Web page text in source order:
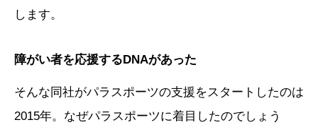
します。
障がい者を応援するDNAがあった
そんな同社がパラスポーツの支援をスタートしたのは
2015年。なぜパラスポーツに着目したのでしょう